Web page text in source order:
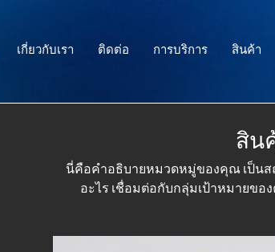
เกี่ยวกับเรา ติดต่อ การบริการ สินค้า
สิน
นี่คือคำอธิบายหมวดหมู่ของคุณ เป็น
อะไร เชื่อมต่อกับกลุ่มเป้าหมายข